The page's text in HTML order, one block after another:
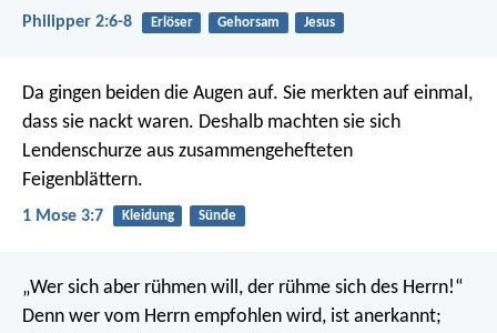
Philipper 2:6-8 Erlöser Gehorsam Jesus
Da gingen beiden die Augen auf. Sie merkten auf einmal,
dass sie nackt waren. Deshalb machten sie sich
Lendenschurze aus zusammengehefteten
Feigenblättern.
1 Mose 3:7 Kleidung Sünde
„Wer sich aber rühmen will, der rühme sich des Herrn!“
Denn wer vom Herrn empfohlen wird, ist anerkannt;